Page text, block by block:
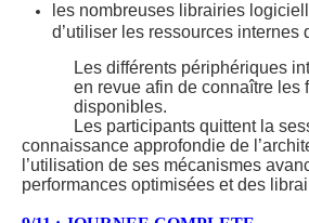
les nombreuses librairies
d’utiliser les ressources internes
Les différents périphériques
en revue afin de connaître les
disponibles.
Les participants quittent la
connaissance approfondie de
l’utilisation de ses mécanismes
performances optimisées et des